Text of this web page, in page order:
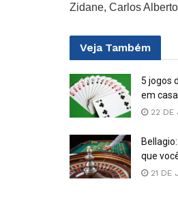
Zidane, Carlos
Veja Também
5 jogos
em casa
22 DE
que
21 DE